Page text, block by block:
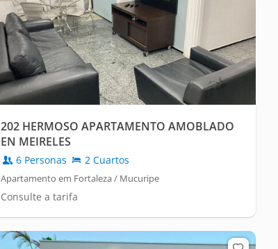
202 HERMOSO APARTAMENTO AMOBLADO
EN MEIRELES
6 Personas 2 Cuartos
Apartamento em Fortaleza / Mucuripe
Consulte a tarifa